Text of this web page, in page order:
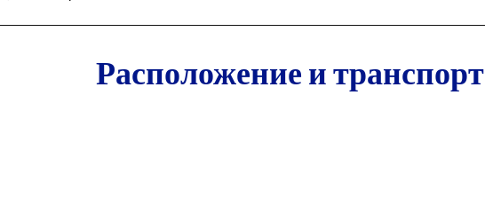
Расположение и транспорт